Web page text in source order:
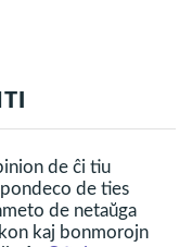
de ĉi tiu
de ties
de netaŭga
kaj bonmorojn